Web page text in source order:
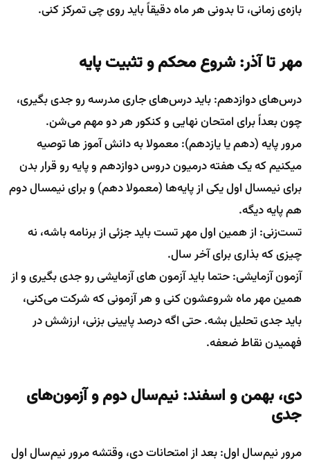
بازه‌ی زمانی، تا بدونی هر ماه دقیقاً باید روی چی تمرکز کنی.
مهر تا آذر: شروع محکم و تثبیت پایه
درس‌های دوازدهم: باید درس‌های جاری مدرسه رو جدی بگیری،
چون بعداً برای امتحان نهایی و کنکور هر دو مهم می‌شن.
مرور پایه (دهم یا یازدهم): معمولا به دانش آموز ها توصیه
میکنیم که یک هفته درمیون دروس دوازدهم و پایه رو قرار بدن
برای نیمسال اول یکی از پایه‌ها (معمولا دهم) و برای نیمسال دوم
هم پایه دیگه.
تست‌زنی: از همین اول مهر تست باید جزئی از برنامه باشه، نه
چیزی که بذاری برای آخر سال.
آزمون آزمایشی: حتما باید آزمون های آزمایشی رو جدی بگیری و از
همین مهر ماه شروعشون کنی و هر آزمونی که شرکت می‌کنی،
باید جدی تحلیل بشه. حتی اگه درصد پایینی بزنی، ارزشش در
فهمیدن نقاط ضعفه.
دی، بهمن و اسفند: نیم‌سال دوم و آزمون‌های
جدی
مرور نیم‌سال اول: بعد از امتحانات دی، وقتشه مرور نیم‌سال اول